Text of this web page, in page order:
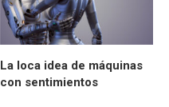
La loca idea de máquinas
con sentimientos